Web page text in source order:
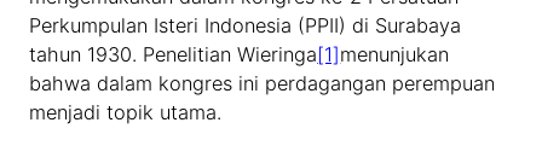
Perkumpulan Isteri Indonesia (PPII) di Surabaya
tahun 1930. Penelitian Wieringa[1]menunjukan
bahwa dalam kongres ini perdagangan perempuan
menjadi topik utama.